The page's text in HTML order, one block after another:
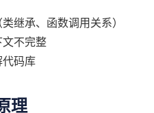
继承、函数调用关系）
不完整
码库
理